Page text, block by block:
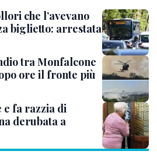
che l’avevano
biglietto: arrestata
tra Monfalcone
ore il fronte più
e fa razzia di
derubata a